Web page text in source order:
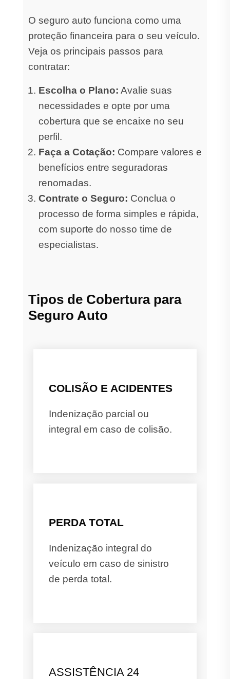
O seguro auto funciona como uma
proteção financeira para o seu veículo.
Veja os principais passos para
contratar:
Escolha o Plano: Avalie suas
necessidades e opte por uma
cobertura que se encaixe no seu
perfil.
Faça a Cotação: Compare valores e
benefícios entre seguradoras
renomadas.
Contrate o Seguro: Conclua o
processo de forma simples e rápida,
com suporte do nosso time de
especialistas.
Tipos de Cobertura para
Seguro Auto
COLISÃO E ACIDENTES
Indenização parcial ou
integral em caso de colisão.
PERDA TOTAL
Indenização integral do
veículo em caso de sinistro
de perda total.
ASSISTÊNCIA 24